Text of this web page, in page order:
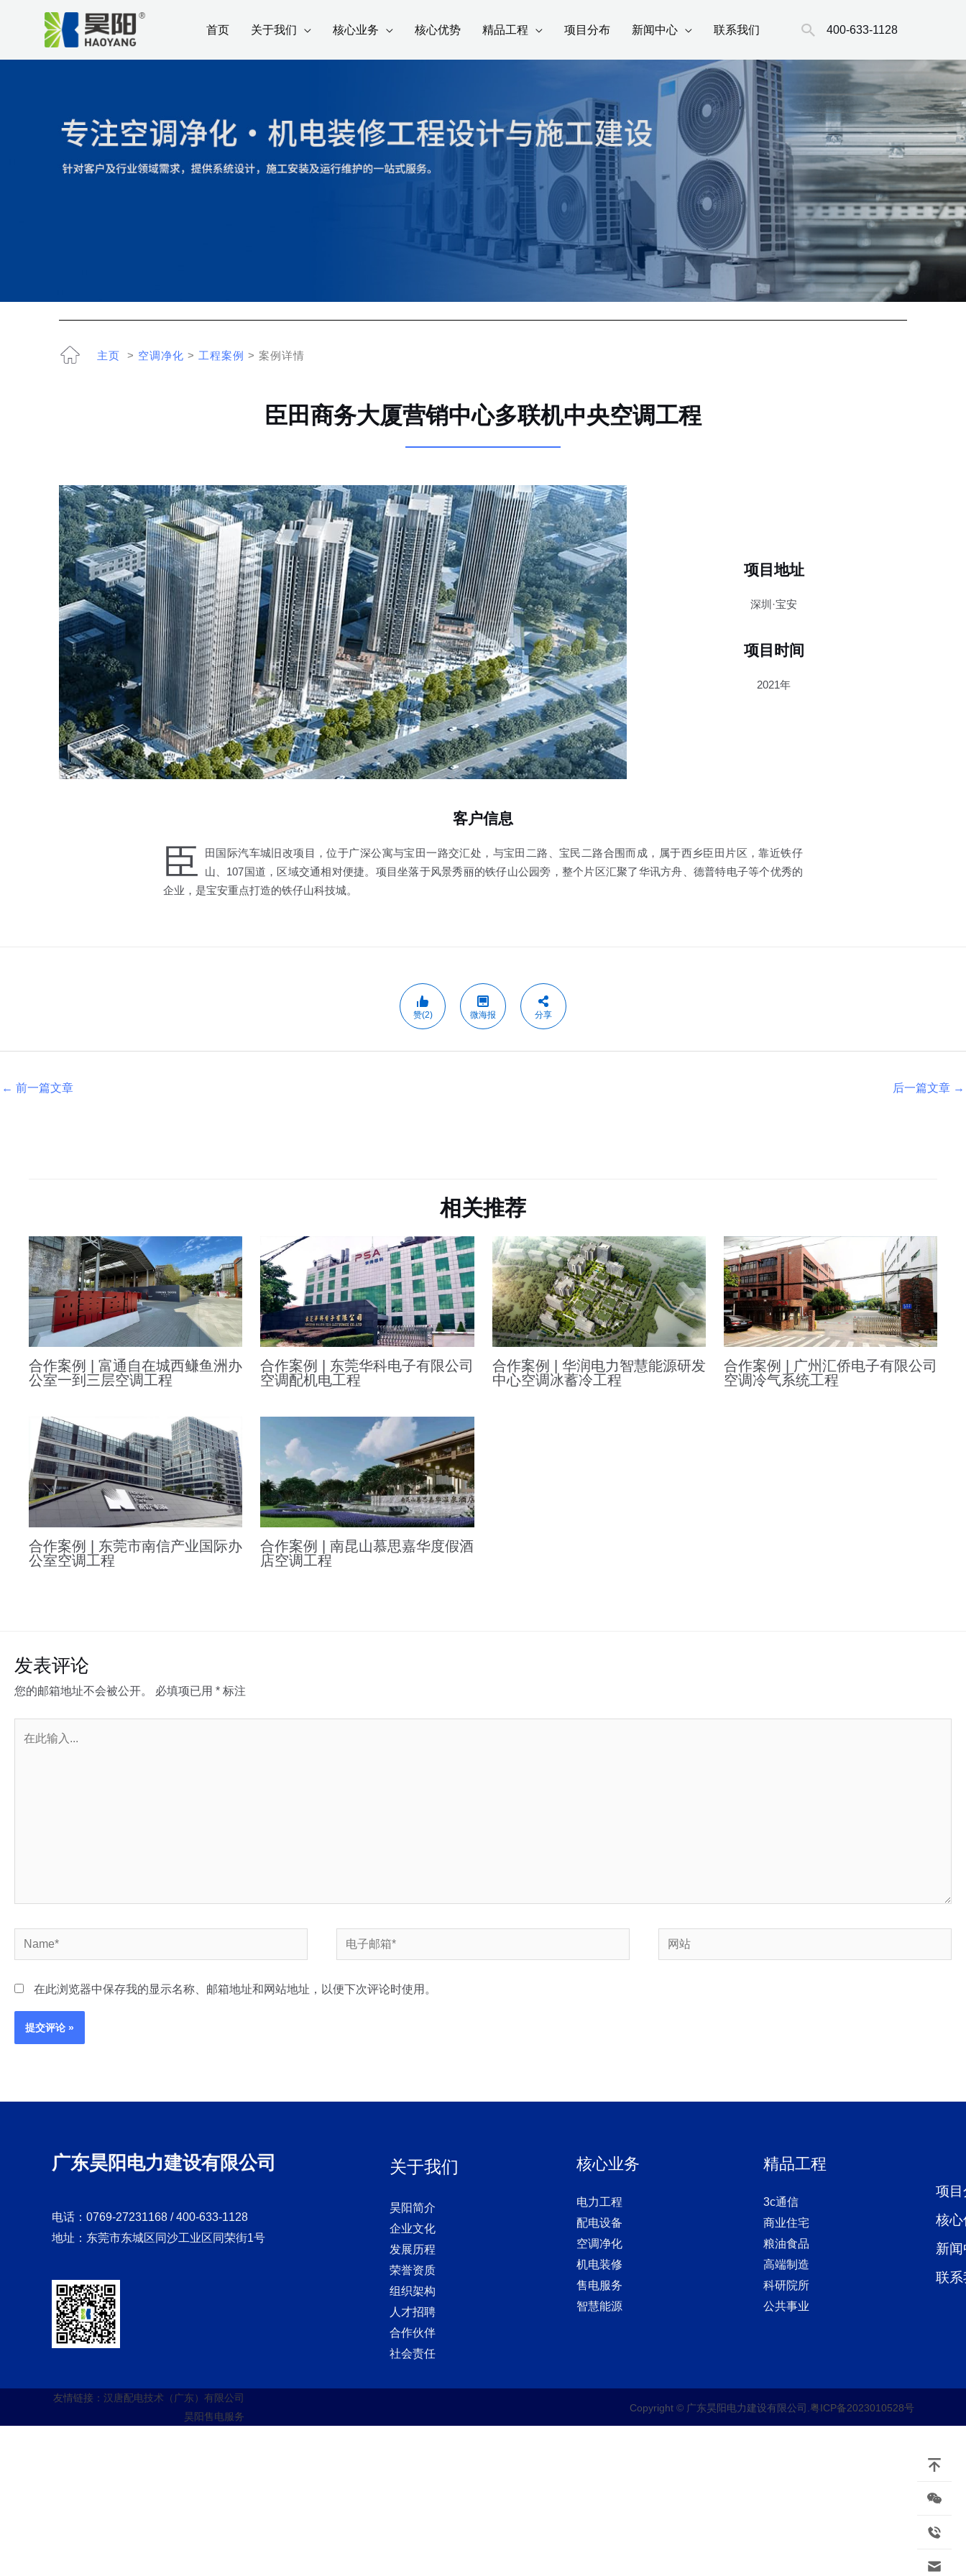
首页 关于我们 核心业务 核心优势 精品工程 项目分布 新闻中心 联系我们
搜
索
400-633-1128
主页 > 空调净化 > 工程案例 > 案例详情
臣田商务大厦营销中心多联机中央空调工程
项目地址
深圳·宝安
项目时间
2021年
客户信息
臣
田国际汽车城旧改项目，位于广深公寓与宝田一路交汇处，与宝田二路、宝民二路合围而成，属于西乡臣田片区，靠近铁仔
山、107国道，区域交通相对便捷。项目坐落于风景秀丽的铁仔山公园旁，整个片区汇聚了华讯方舟、德普特电子等个优秀的
企业，是宝安重点打造的铁仔山科技城。
赞(2) 微海报 分享
navigation
← 前一篇文章 后一篇文章 →
相关推荐
合作案例 | 富通自在城西鳒鱼洲办
公室一到三层空调工程
合作案例 | 东莞华科电子有限公司
空调配机电工程
合作案例 | 华润电力智慧能源研发
中心空调冰蓄冷工程
合作案例 | 广州汇侨电子有限公司
空调冷气系统工程
合作案例 | 东莞市南信产业国际办
公室空调工程
合作案例 | 南昆山慕思嘉华度假酒
店空调工程
发表评论
您的邮箱地址不会被公开。 必填项已用 * 标注
Name*
电
子
网
站
在此浏览器中保存我的显示名称、邮箱地址和网站地址，以便下次评论时使用。
广东昊阳电力建设有限公司
电话：0769-27231168 / 400-633-1128
地址：东莞市东城区同沙工业区同荣街1号
关于我们
昊阳简介
企业文化
发展历程
荣誉资质
组织架构
人才招聘
合作伙伴
社会责任
核心业务
电力工程
配电设备
空调净化
机电装修
售电服务
智慧能源
精品工程
3c通信
商业住宅
粮油食品
高端制造
科研院所
公共事业
项
核
新
联
友情链接： 汉唐配电技术（广东）有限公司
昊阳售电服务
Copyright © 广东昊阳电力建设有限公司. 粤ICP备2023010528号